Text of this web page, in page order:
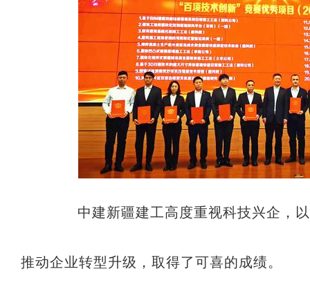
中建新疆建工高度重视科技兴企，以
推动企业转型升级，取得了可喜的成绩。